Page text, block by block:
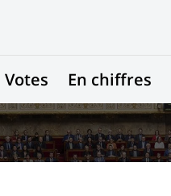
Votes En chiffres